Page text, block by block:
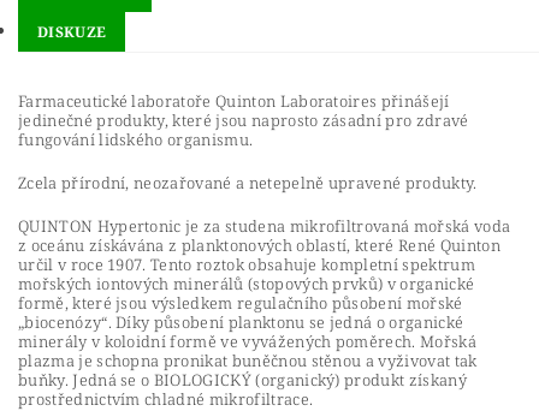
DISKUZE
Farmaceutické laboratoře Quinton Laboratoires přinášejí
jedinečné produkty, které jsou naprosto zásadní pro zdravé
fungování lidského organismu.
Zcela přírodní, neozařované a netepelně upravené produkty.
QUINTON Hypertonic je za studena mikrofiltrovaná mořská voda
z oceánu získávána z planktonových oblastí, které René Quinton
určil v roce 1907. Tento roztok obsahuje kompletní spektrum
mořských iontových minerálů (stopových prvků) v organické
formě, které jsou výsledkem regulačního působení mořské
„biocenózy“. Díky působení planktonu se jedná o organické
minerály v koloidní formě ve vyvážených poměrech. Mořská
plazma je schopna pronikat buněčnou stěnou a vyživovat tak
buňky. Jedná se o BIOLOGICKÝ (organický) produkt získaný
prostřednictvím chladné mikrofiltrace.